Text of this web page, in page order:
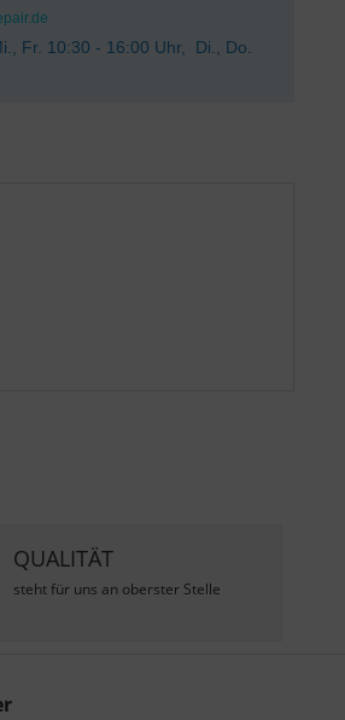
Fr. 10:30 - 16:00 Uhr, Di., Do.
QUALITÄT
steht für uns an oberster Stelle